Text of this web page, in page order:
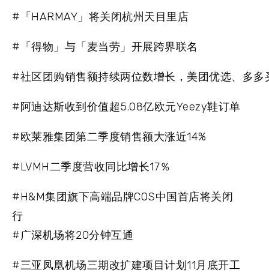
#「HARMAY」将关闭杭州天目里店
#「得物」与「麦当劳」开展跨界联名
#社区团购销售额持续两位数增长，美团优选、多多
#阿迪达斯收到价值超5.08亿欧元Yeezy鞋订单
#欧莱雅集团第二季度销售额大涨近14%
#LVMH二季度营收同比增长17％
#H&M集团旗下高端品牌COS中国首店将关闭
行
#广深机场将20分钟互通
#三亚凤凰机场三期改扩建项目计划11月底开工